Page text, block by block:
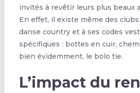
invités à revêtir leurs plus beaux
En effet, il existe même des clubs
danse country et à ses codes
spécifiques : bottes en cuir,
bien évidemment, le bolo tie.
L’impact du